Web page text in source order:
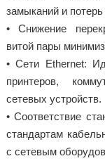
замыканий и потерь
• Снижение
витой пары
• Сети Ethernet:
принтеров,
сетевых устройств.
• Соответствие
стандартам
с сетевым